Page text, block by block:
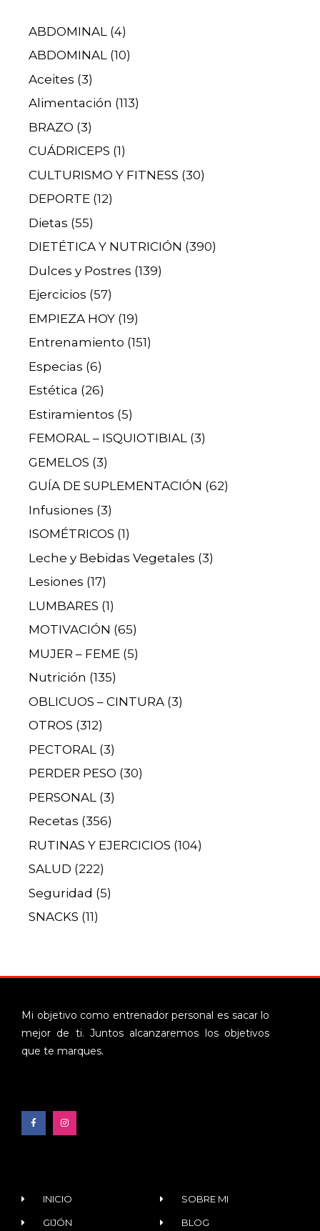
ABDOMINAL (4)
ABDOMINAL (10)
Aceites (3)
Alimentación (113)
BRAZO (3)
CUÁDRICEPS (1)
CULTURISMO Y FITNESS (30)
DEPORTE (12)
Dietas (55)
DIETÉTICA Y NUTRICIÓN (390)
Dulces y Postres (139)
Ejercicios (57)
EMPIEZA HOY (19)
Entrenamiento (151)
Especias (6)
Estética (26)
Estiramientos (5)
FEMORAL – ISQUIOTIBIAL (3)
GEMELOS (3)
GUÍA DE SUPLEMENTACIÓN (62)
Infusiones (3)
ISOMÉTRICOS (1)
Leche y Bebidas Vegetales (3)
Lesiones (17)
LUMBARES (1)
MOTIVACIÓN (65)
MUJER – FEME (5)
Nutrición (135)
OBLICUOS – CINTURA (3)
OTROS (312)
PECTORAL (3)
PERDER PESO (30)
PERSONAL (3)
Recetas (356)
RUTINAS Y EJERCICIOS (104)
SALUD (222)
Seguridad (5)
SNACKS (11)
Mi objetivo como entrenador personal es sacar lo
mejor de ti. Juntos alcanzaremos los objetivos
que te marques.
INICIO
GIJÓN
SOBRE MI
BLOG